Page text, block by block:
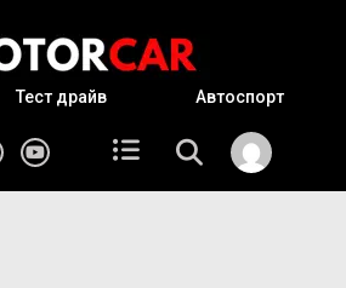
Тест драйв Автоспорт